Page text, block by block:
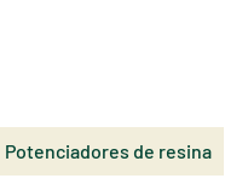
Potenciadores de resina